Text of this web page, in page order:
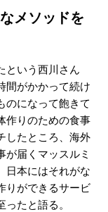
メソッドを
という西川さん
間がかかって続け
のになって飽きて
作りのための食事
したところ、海外
が届くマッスルミ
日本にはそれがな
りができるサービ
たと語る。